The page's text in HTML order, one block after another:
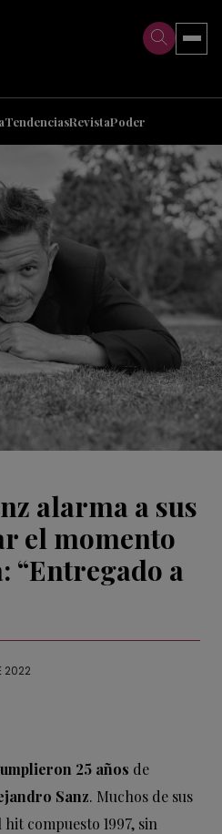
TendenciasRevistaPoder
alarma a sus
el momento
“Entregado a
2022
25 años de
Sanz. Muchos de sus
compuesto 1997, sin